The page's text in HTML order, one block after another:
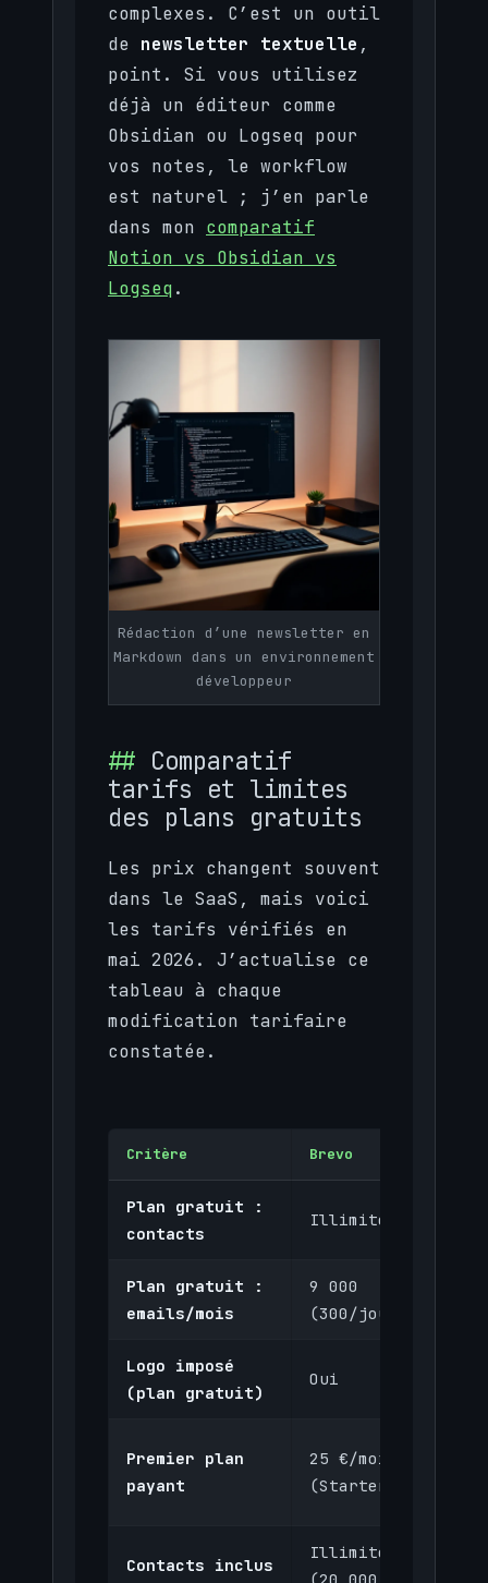
complexes. C’est un outil
de newsletter textuelle ,
point. Si vous utilisez
déjà un éditeur comme
Obsidian ou Logseq pour
vos notes, le workflow
est naturel ; j’en parle
dans mon comparatif
Notion vs Obsidian vs
Logseq.
Rédaction d’une newsletter en
Markdown dans un environnement
développeur
Comparatif
tarifs et limites
des plans gratuits
Les prix changent souvent
dans le SaaS, mais voici
les tarifs vérifiés en
mai 2026. J’actualise ce
tableau à chaque
modification tarifaire
constatée.
Critère Brevo
Plan gratuit :
contacts
Illimités
Plan gratuit :
emails/mois
9 000
(300/jour)
Logo imposé
(plan gratuit)
Oui
Premier plan
payant
25 €/mois
(Starter)
Contacts inclus
Illimités